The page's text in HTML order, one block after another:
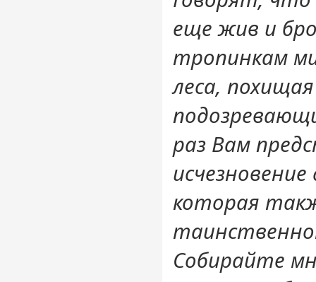
еще жив и
тропинкам
леса,
раз Вам
которая
Собирайте